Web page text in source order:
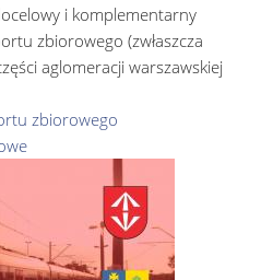
i komplementarny
zbiorowego (zwłaszcza
aglomeracji warszawskiej
zbiorowego